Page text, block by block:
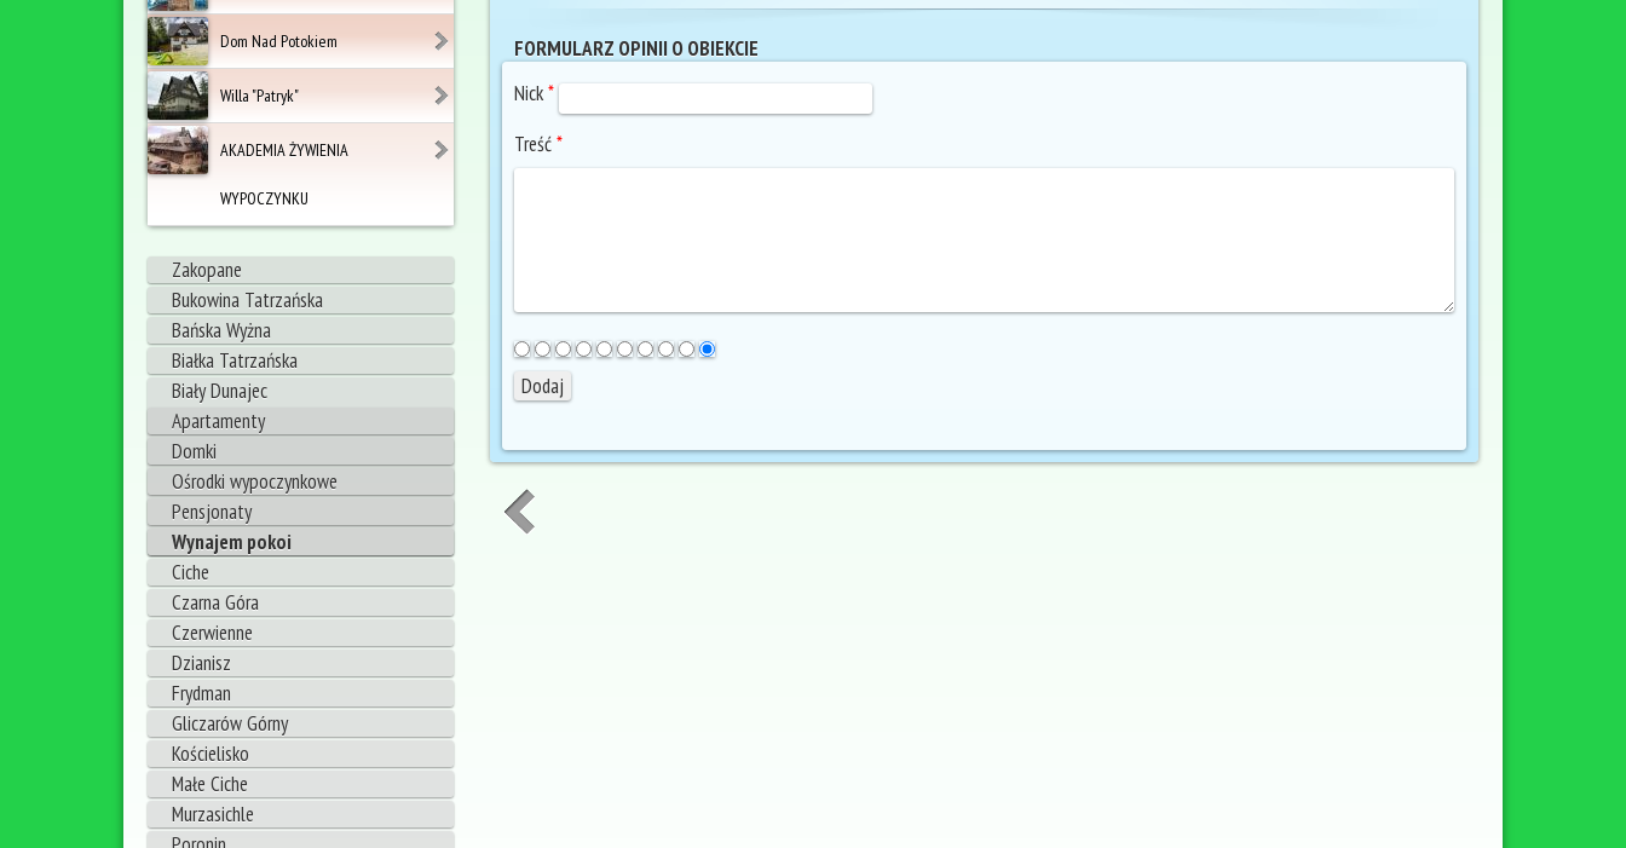
FORMULARZ OPINII O OBIEKCIE
Nick*
Treść*
Dom Nad Potokiem
Willa "Patryk"
AKADEMIA ŻYWIENIA
WYPOCZYNKU
Zakopane
Bukowina Tatrzańska
Bańska Wyżna
Białka Tatrzańska
Biały Dunajec
Apartamenty
Domki
Ośrodki wypoczynkowe
Pensjonaty
Wynajem pokoi
Ciche
Czarna Góra
Czerwienne
Dzianisz
Frydman
Gliczarów Górny
Kościelisko
Małe Ciche
Murzasichle